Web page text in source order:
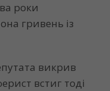
роки
гривень із
викрив
встиг тоді